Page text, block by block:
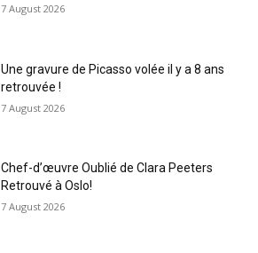
7 August 2026
Une gravure de Picasso volée il y a 8 ans
retrouvée !
7 August 2026
Chef-d’œuvre Oublié de Clara Peeters
Retrouvé à Oslo!
7 August 2026